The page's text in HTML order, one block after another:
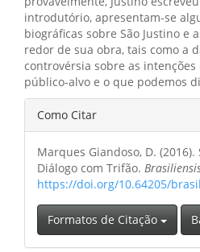
introdutório, apresentam-se
biográficas sobre São Justino e
redor de sua obra, tais como a
controvérsia sobre as
público-alvo e o que podemos
Detalhes
do
artigo
Como Citar
Marques Giandoso, D.
Diálogo com Trifão.
https://doi.org/10.64205/
Formatos de Citação